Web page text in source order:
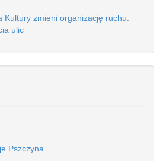
Kultury zmieni organizację ruchu.
ulic
Pszczyna